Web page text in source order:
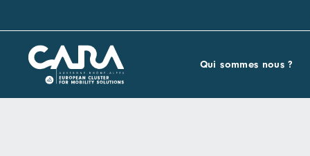
Qui sommes nous ?